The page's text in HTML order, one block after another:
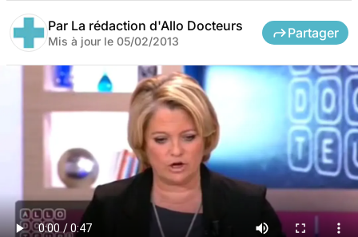
Par La rédaction d'Allo Docteurs
Mis à jour le 05/02/2013
Partager